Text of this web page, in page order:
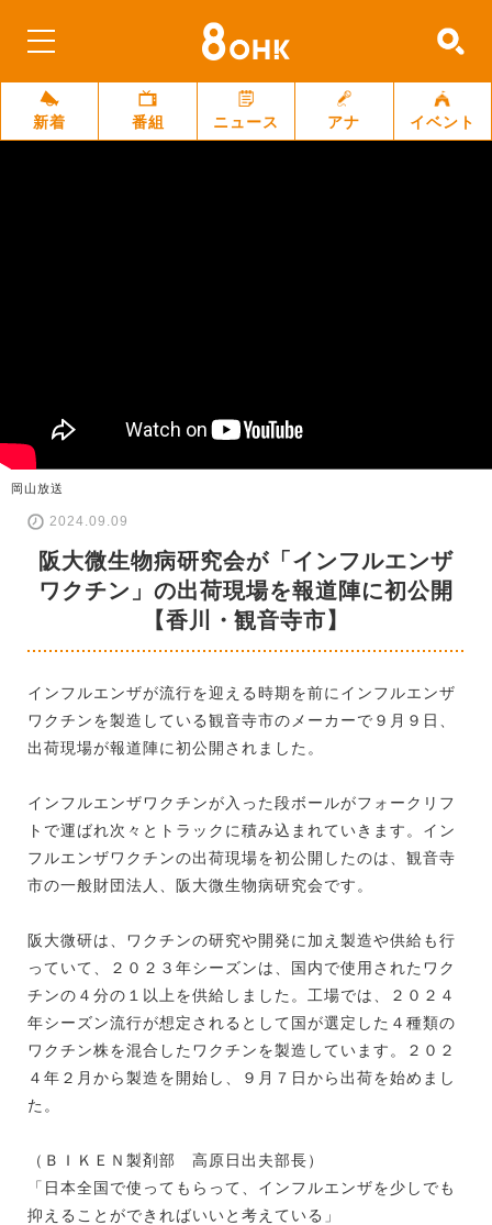
新着 番組 ニュース アナ イベント
岡山放送
2024.09.09
阪大微生物病研究会が「インフルエンザ
ワクチン」の出荷現場を報道陣に初公開
【香川・観音寺市】
インフルエンザが流行を迎える時期を前にインフルエンザ
ワクチンを製造している観音寺市のメーカーで９月９日、
出荷現場が報道陣に初公開されました。
インフルエンザワクチンが入った段ボールがフォークリフ
トで運ばれ次々とトラックに積み込まれていきます。イン
フルエンザワクチンの出荷現場を初公開したのは、観音寺
市の一般財団法人、阪大微生物病研究会です。
阪大微研は、ワクチンの研究や開発に加え製造や供給も行
っていて、２０２３年シーズンは、国内で使用されたワク
チンの４分の１以上を供給しました。工場では、２０２４
年シーズン流行が想定されるとして国が選定した４種類の
ワクチン株を混合したワクチンを製造しています。２０２
４年２月から製造を開始し、９月７日から出荷を始めまし
た。
（ＢＩＫＥＮ製剤部 高原日出夫部長）
「日本全国で使ってもらって、インフルエンザを少しでも
抑えることができればいいと考えている」